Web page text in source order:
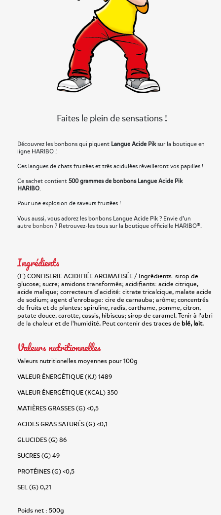
Faites le plein de sensations !
Découvrez les bonbons qui piquent Langue Acide Piksur la boutique en
ligne HARIBO !
Ces langues de chats fruitées et très acidulées réveilleront vos papilles !
Ce sachet contient 500 grammes de bonbons Langue Acide Pik
HARIBO.
Pour une explosion de saveurs fruitées !
Vous aussi, vous adorez les bonbons Langue Acide Pik ? Envie d’un
autre bonbon ? Retrouvez-les tous sur la boutique officielle HARIBO®.
Ingrédients
(F) CONFISERIE ACIDIFIÉE AROMATISÉE / Ingrédients: sirop de
glucose; sucre; amidons transformés; acidifiants: acide citrique,
acide malique; correcteurs d'acidité: citrate tricalcique, malate acide
de sodium; agent d'enrobage: cire de carnauba; arôme; concentrés
de fruits et de plantes: spiruline, radis, carthame, pomme, citron,
patate douce, carotte, cassis, hibiscus; sirop de caramel. Tenir à l'abri
de la chaleur et de l'humidité. Peut contenir des traces de blé, lait.
Valeurs nutritionnelles
Valeurs nutritionelles moyennes pour 100g
VALEUR ÉNERGÉTIQUE (KJ) 1489
VALEUR ÉNERGÉTIQUE (KCAL) 350
MATIÈRES GRASSES (G) <0,5
ACIDES GRAS SATURÉS (G) <0,1
GLUCIDES (G) 86
SUCRES (G) 49
PROTÉINES (G) <0,5
SEL (G) 0,21
Poids net : 500g